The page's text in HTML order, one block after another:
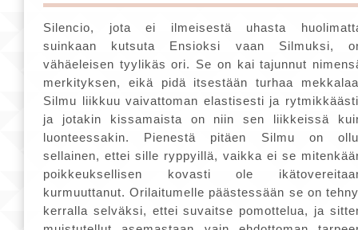
Silencio, jota ei ilmeisestä uhasta
suinkaan kutsuta Ensioksi vaan Silmuksi,
vähäeleisen tyylikäs ori. Se on kai tajunnut
merkityksen, eikä pidä itsestään turhaa
Silmu liikkuu vaivattoman elastisesti ja
ja jotakin kissamaista on niin sen liikkeissä
luonteessakin. Pienestä pitäen Silmu on
sellainen, ettei sille ryppyillä, vaikka ei se
poikkeuksellisen kovasti ole
kurmuuttanut. Orilaitumelle päästessään se on
kerralla selväksi, ettei suvaitse pomottelua, ja